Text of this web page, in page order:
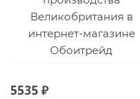
5535 ₽